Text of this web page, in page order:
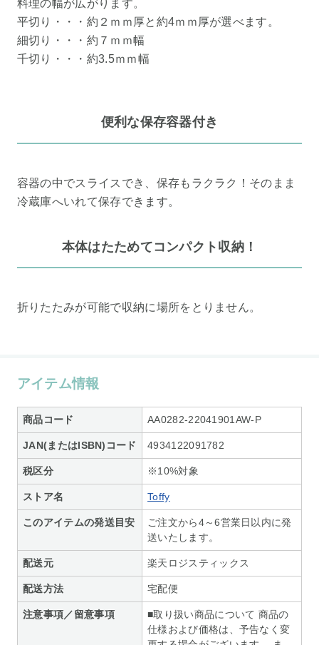
料理の幅が広がります。
平切り・・・約２ｍｍ厚と約4ｍｍ厚が選べます。
細切り・・・約７ｍｍ幅
千切り・・・約3.5ｍｍ幅
便利な保存容器付き
容器の中でスライスでき、保存もラクラク！そのまま
冷蔵庫へいれて保存できます。
本体はたためてコンパクト収納！
折りたたみが可能で収納に場所をとりません。
アイテム情報
商品コード AA0282-22041901AW-P
JAN(またはISBN)コード 4934122091782
税区分 ※10%対象
ストア名 Toffy
このアイテムの発送目安
ご注文から4～6営業日以内に発
送いたします。
配送元 楽天ロジスティックス
配送方法 宅配便
注意事項／留意事項
■取り扱い商品について 商品の
仕様および価格は、予告なく変